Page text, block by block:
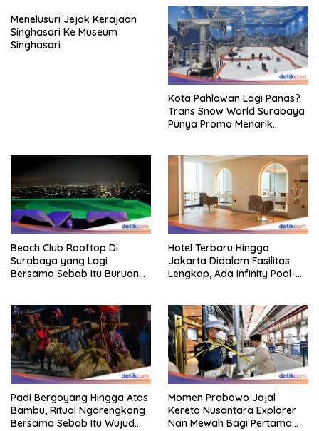
Menelusuri Jejak Kerajaan
Singhasari Ke Museum
Singhasari
Kota Pahlawan Lagi Panas?
Trans Snow World Surabaya
Punya Promo Menarik
Beach Club Rooftop Di
Surabaya yang Lagi
Bersama Sebab Itu Buruan
Hotel Terbaru Hingga
Jakarta Didalam Fasilitas
Lengkap, Ada Infinity Pool-
Padi Bergoyang Hingga Atas
Bambu, Ritual Ngarengkong
Bersama Sebab Itu Wujud
Momen Prabowo Jajal
Kereta Nusantara Explorer
Nan Mewah Bagi Pertama